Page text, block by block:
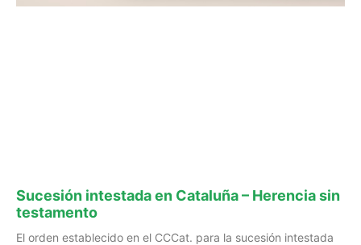
Sucesión intestada en Cataluña – Herencia sin
testamento
El orden establecido en el CCCat. para la sucesión intestada